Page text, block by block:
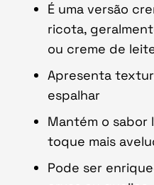
É uma versão
ricota,
ou creme de
Apresenta
espalhar
Mantém o sabor
toque mais
Pode ser